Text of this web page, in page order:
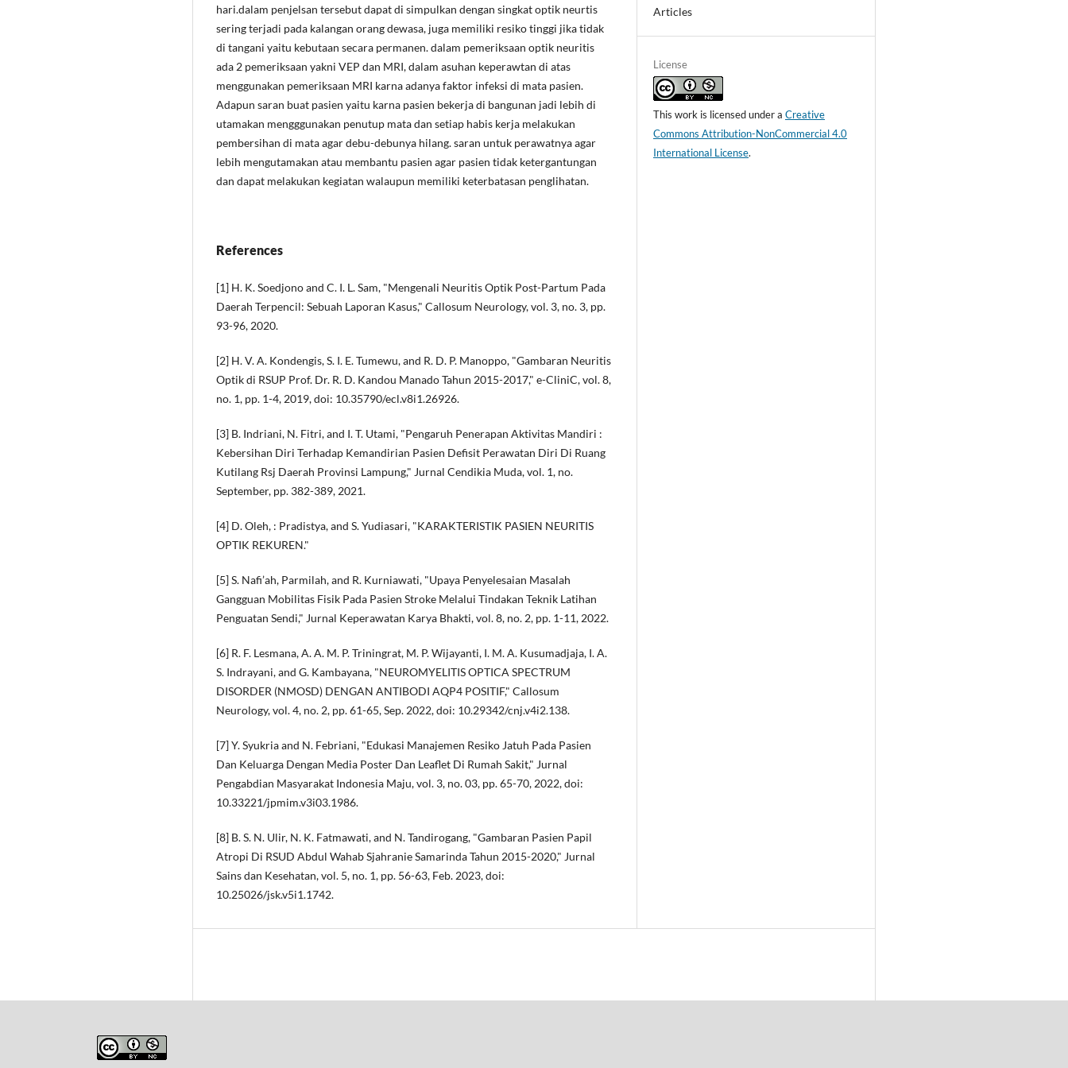
hari.dalam penjelsan tersebut dapat di simpulkan dengan singkat optik neurtis
sering terjadi pada kalangan orang dewasa, juga memiliki resiko tinggi jika tidak
di tangani yaitu kebutaan secara permanen. dalam pemeriksaan optik neuritis
ada 2 pemeriksaan yakni VEP dan MRI, dalam asuhan keperawtan di atas
menggunakan pemeriksaan MRI karna adanya faktor infeksi di mata pasien.
Adapun saran buat pasien yaitu karna pasien bekerja di bangunan jadi lebih di
utamakan mengggunakan penutup mata dan setiap habis kerja melakukan
pembersihan di mata agar debu-debunya hilang. saran untuk perawatnya agar
lebih mengutamakan atau membantu pasien agar pasien tidak ketergantungan
dan dapat melakukan kegiatan walaupun memiliki keterbatasan penglihatan.
References
[1] H. K. Soedjono and C. I. L. Sam, "Mengenali Neuritis Optik Post-Partum Pada
Daerah Terpencil: Sebuah Laporan Kasus," Callosum Neurology, vol. 3, no. 3, pp.
93-96, 2020.
[2] H. V. A. Kondengis, S. I. E. Tumewu, and R. D. P. Manoppo, "Gambaran Neuritis
Optik di RSUP Prof. Dr. R. D. Kandou Manado Tahun 2015-2017," e-CliniC, vol. 8,
no. 1, pp. 1-4, 2019, doi: 10.35790/ecl.v8i1.26926.
[3] B. Indriani, N. Fitri, and I. T. Utami, "Pengaruh Penerapan Aktivitas Mandiri :
Kebersihan Diri Terhadap Kemandirian Pasien Defisit Perawatan Diri Di Ruang
Kutilang Rsj Daerah Provinsi Lampung," Jurnal Cendikia Muda, vol. 1, no.
September, pp. 382-389, 2021.
[4] D. Oleh, : Pradistya, and S. Yudiasari, "KARAKTERISTIK PASIEN NEURITIS
OPTIK REKUREN."
[5] S. Nafi’ah, Parmilah, and R. Kurniawati, "Upaya Penyelesaian Masalah
Gangguan Mobilitas Fisik Pada Pasien Stroke Melalui Tindakan Teknik Latihan
Penguatan Sendi," Jurnal Keperawatan Karya Bhakti, vol. 8, no. 2, pp. 1-11, 2022.
[6] R. F. Lesmana, A. A. M. P. Triningrat, M. P. Wijayanti, I. M. A. Kusumadjaja, I. A.
S. Indrayani, and G. Kambayana, "NEUROMYELITIS OPTICA SPECTRUM
DISORDER (NMOSD) DENGAN ANTIBODI AQP4 POSITIF," Callosum
Neurology, vol. 4, no. 2, pp. 61-65, Sep. 2022, doi: 10.29342/cnj.v4i2.138.
[7] Y. Syukria and N. Febriani, "Edukasi Manajemen Resiko Jatuh Pada Pasien
Dan Keluarga Dengan Media Poster Dan Leaflet Di Rumah Sakit," Jurnal
Pengabdian Masyarakat Indonesia Maju, vol. 3, no. 03, pp. 65-70, 2022, doi:
10.33221/jpmim.v3i03.1986.
[8] B. S. N. Ulir, N. K. Fatmawati, and N. Tandirogang, "Gambaran Pasien Papil
Atropi Di RSUD Abdul Wahab Sjahranie Samarinda Tahun 2015-2020," Jurnal
Sains dan Kesehatan, vol. 5, no. 1, pp. 56-63, Feb. 2023, doi:
10.25026/jsk.v5i1.1742.
Articles
License
This work is licensed under aCreative
Commons Attribution-NonCommercial 4.0
International License.